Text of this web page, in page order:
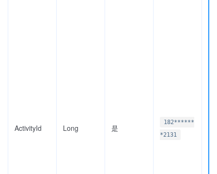
ActivityId Long 是
182******
*2131